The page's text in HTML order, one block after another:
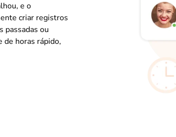
e o
criar registros
passadas ou
horas rápido,